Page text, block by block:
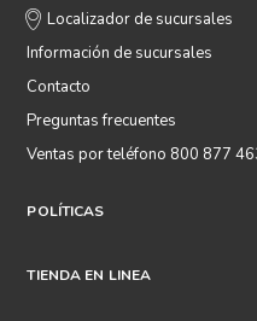
Localizador de sucursales
Información de sucursales
Contacto
Preguntas frecuentes
Ventas por teléfono 800 877
POLÍTICAS
TIENDA EN LINEA